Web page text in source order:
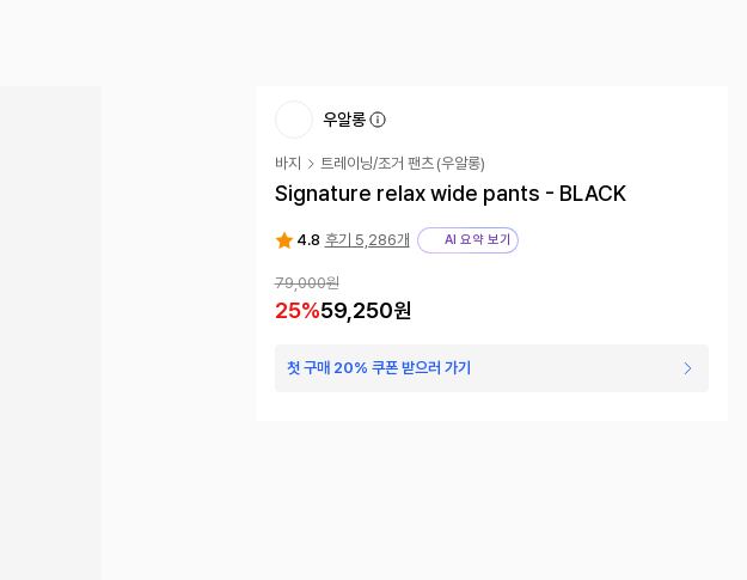
우알롱
바지 트레이닝/조거 팬츠 (우알롱)
Signature relax wide pants - BLACK
4.8 후기 5,286개 AI 요약 보기
79,000원
25%59,250원
첫 구매 20% 쿠폰 받으러 가기